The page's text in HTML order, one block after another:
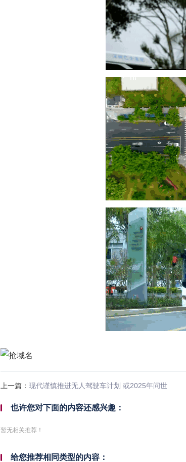
上一篇： 现代谨慎推进无人驾驶车计划 或2025年问世
也许您对下面的内容还感兴趣：
暂无相关推荐！
给您推荐相同类型的内容：